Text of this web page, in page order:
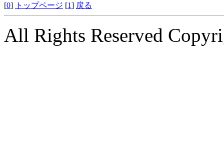
[0] トップページ [1] 戻る
All Rights Reserved